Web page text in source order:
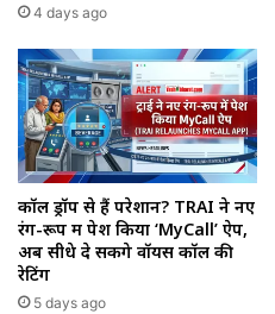
4 days ago
कॉल ड्रॉप से हैं परेशान? TRAI ने नए
रंग-रूप में पेश किया ‘MyCall’ ऐप,
अब सीधे दे सकेंगे वॉयस कॉल की
रेटिंग
5 days ago